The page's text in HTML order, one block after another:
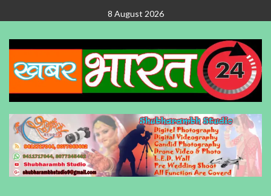
to
content
8 August 2026